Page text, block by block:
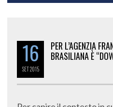
16
SET2015
PER L’AGENZIA
BRASILIANA È